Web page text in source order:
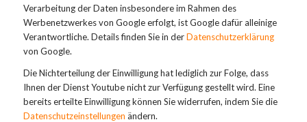
Verarbeitung der Daten insbesondere im Rahmen des
Werbenetzwerkes von Google erfolgt, ist Google dafür alleinige
Verantwortliche. Details finden Sie in derDatenschutzerklärung
von Google.
Die Nichterteilung der Einwilligung hat lediglich zur Folge, dass
Ihnen der Dienst Youtube nicht zur Verfügung gestellt wird. Eine
bereits erteilte Einwilligung können Sie widerrufen, indem Sie die
Datenschutzeinstellungen ändern.